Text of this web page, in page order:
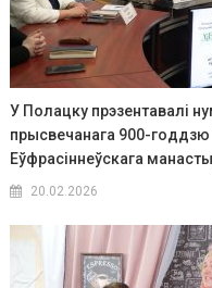
У Полацку прэзентавалі
прысвечанага 900-
Еўфрасіннеўскага
20.02.2026